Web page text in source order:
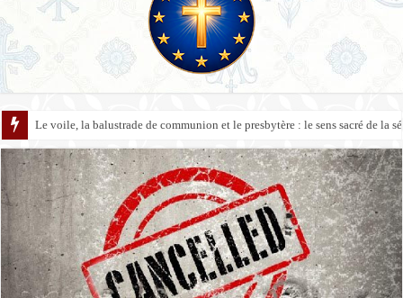
Le voile, la balustrade de communion et le presbytère : le sens sacré de la